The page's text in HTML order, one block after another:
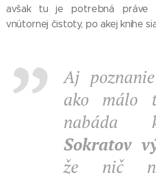
avšak tu je potrebná práve
vnútornej čistoty, po akej knihe
Aj
ako málo
nabáda
Sokratov
že nič